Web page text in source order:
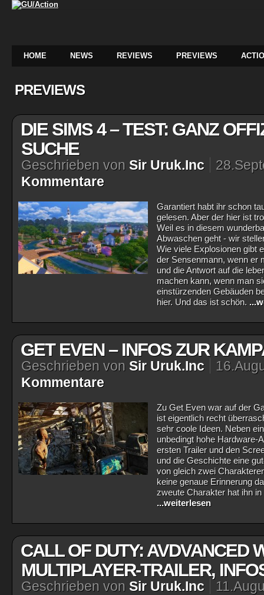
HOME NEWS REVIEWS PREVIEWS
PREVIEWS
DIE SIMS 4 – TEST: GANZ
SUCHE
Geschrieben von Sir Uruk.Inc
Kommentare
Garantiert habt ihr schon
gelesen. Aber der hier ist
Weil es in diesem
Abwaschen geht - wir
Wie viele Explosionen gibt
der Sensenmann, wenn er
und die Antwort auf die
machen kann, wenn man
einstürzenden Gebäuden
hier. Und das ist schön.
GET EVEN – INFOS ZUR
Geschrieben von Sir Uruk.Inc
Kommentare
Zu Get Even war auf der
ist eigentlich recht
sehr coole Ideen. Neben
unbedingt hohe Hardware-
ersten Trailer und den
und die Geschichte eine
von gleich zwei
keine genaue Erinnerung
zweute Charakter hat ihn
...weiterlesen
CALL OF DUTY: AVDVANCED
MULTIPLAYER-TRAILER,
Geschrieben von Sir Uruk.Inc